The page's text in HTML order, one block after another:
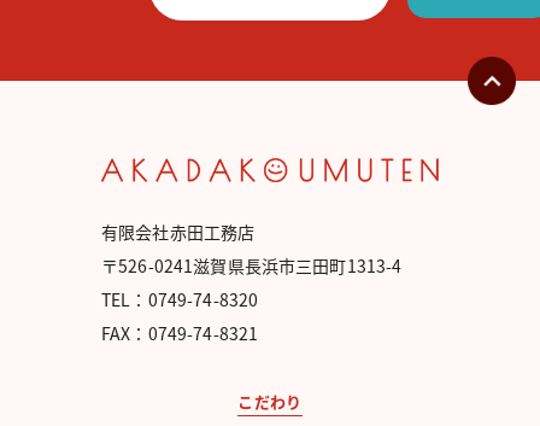
有限会社赤田工務店
〒526-0241滋賀県長浜市三田町1313-4
TEL：0749-74-8320
FAX：0749-74-8321
こだわり